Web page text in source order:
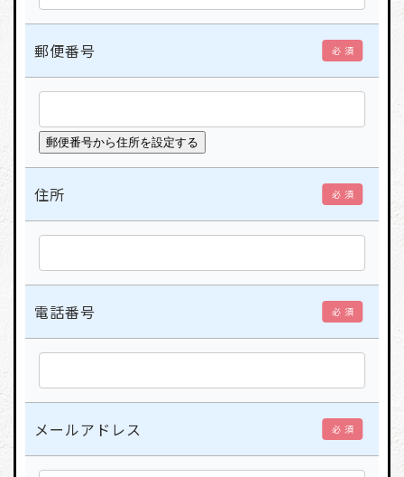
郵便番号 必 須
住所 必 須
電話番号 必 須
メールアドレス 必 須